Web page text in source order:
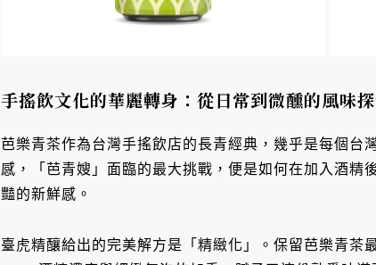
手搖飲文化的華麗轉身：從日常到微醺的風味
芭樂青茶作為台灣手搖飲店的長青經典，幾乎是每個台
感，「芭青嫂」面臨的最大挑戰，便是如何在加入酒精
豔的新鮮感。
臺虎精釀給出的完美解方是「精緻化」。保留芭樂青茶